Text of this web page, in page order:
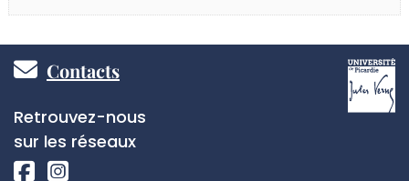
Pied
de
page
Contacts
Réseaux
sociaux
Retrouvez-nous
sur les réseaux